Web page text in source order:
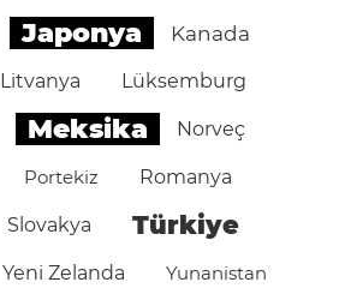
Japonya Kanada
Litvanya Lüksemburg
Meksika Norveç
Portekiz Romanya
Slovakya Türkiye
Yeni Zelanda Yunanistan